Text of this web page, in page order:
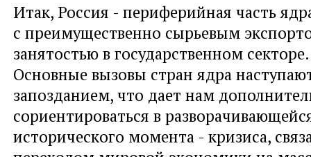
Итак, Россия - периферийная часть
с преимущественно сырьевым
занятостью в государственном секторе.
Основные вызовы стран ядра
запозданием, что дает нам
сориентироваться в
исторического момента - кризиса,